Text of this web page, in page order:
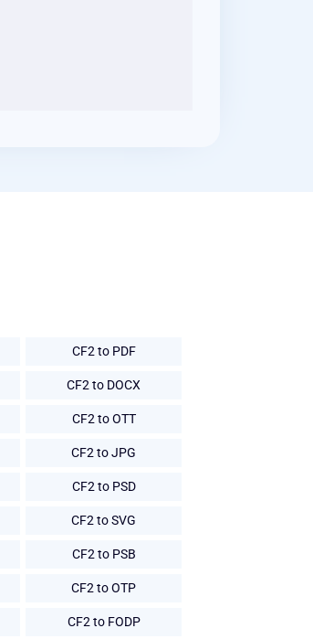
CF2 to PDF
CF2 to DOCX
CF2 to OTT
CF2 to JPG
CF2 to PSD
CF2 to SVG
CF2 to PSB
CF2 to OTP
CF2 to FODP